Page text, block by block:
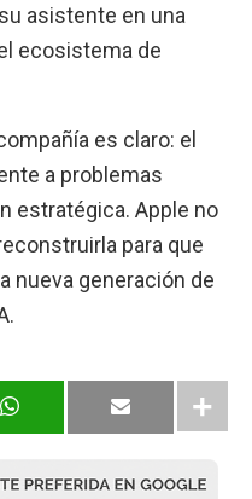
asistente en una
ecosistema de
es claro: el
a problemas
estratégica. Apple no
para que
nueva generación de